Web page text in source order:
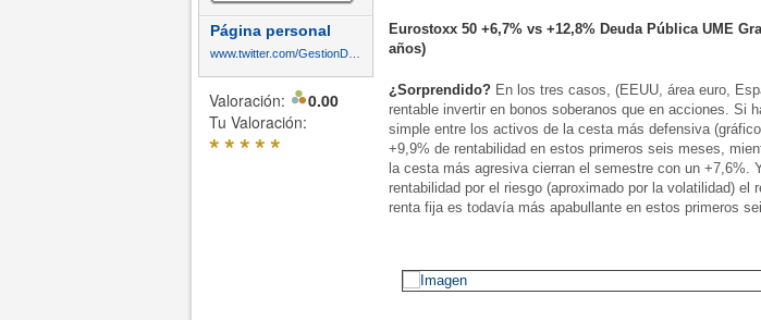
Página personal
Valoración:
0.00
Tu Valoración:
*****
Eurostoxx 50 +6,7% vs +12,8% Deuda Pública UME
años)
¿Sorprendido? En los tres casos, (EEUU, área euro,
rentable invertir en bonos soberanos que en acciones. Si
simple entre los activos de la cesta más defensiva
+9,9% de rentabilidad en estos primeros seis meses,
la cesta más agresiva cierran el semestre con un +7,6%.
rentabilidad por el riesgo (aproximado por la volatilidad) el
renta fija es todavía más apabullante en estos primeros